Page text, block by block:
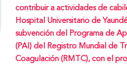
contribuir a actividades de
Hospital Universitario de
subvención del Programa de
(PAI) del Registro Mundial de
Coagulación (RMTC), con el